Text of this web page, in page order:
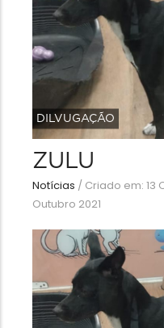
DILVUGAÇÃO
ZULU
Notícias / Criado em: 13
Outubro 2021